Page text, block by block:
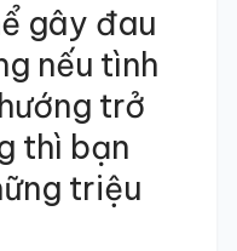
gây đau
nếu tình
trở
thì bạn
triệu